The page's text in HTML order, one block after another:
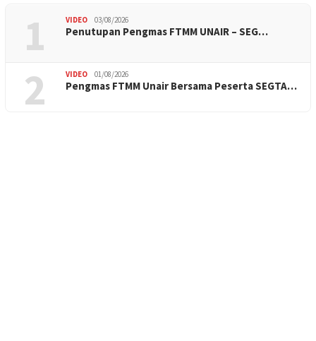
1 VIDEO 03/08/2026
Penutupan Pengmas FTMM UNAIR – SEG…
2 VIDEO 01/08/2026
Pengmas FTMM Unair Bersama Peserta SEGTA…